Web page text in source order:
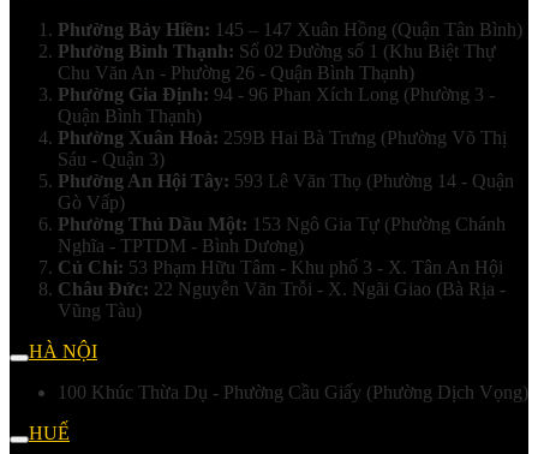
Phường Bảy Hiền: 145 – 147 Xuân Hồng (Quận Tân Bình)
Phường Bình Thạnh: Số 02 Đường số 1 (Khu Biệt Thự
Chu Văn An - Phường 26 - Quận Bình Thạnh)
Phường Gia Định: 94 - 96 Phan Xích Long (Phường 3 -
Quận Bình Thạnh)
Phường Xuân Hoà: 259B Hai Bà Trưng (Phường Võ Thị
Sáu - Quận 3)
Phường An Hội Tây: 593 Lê Văn Thọ (Phường 14 - Quận
Gò Vấp)
Phường Thủ Dầu Một: 153 Ngô Gia Tự (Phường Chánh
Nghĩa - TPTDM - Bình Dương)
Củ Chi: 53 Phạm Hữu Tâm - Khu phố 3 - X. Tân An Hội
Châu Đức: 22 Nguyễn Văn Trỗi - X. Ngãi Giao (Bà Rịa -
Vũng Tàu)
HÀ NỘI
100 Khúc Thừa Dụ - Phường Cầu Giấy (Phường Dịch Vọng)
HUẾ